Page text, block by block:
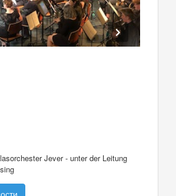
Jever - unter der Leitung